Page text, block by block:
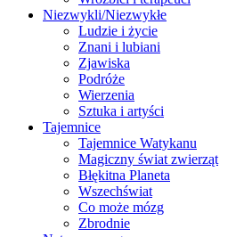
Niezwykli/Niezwykłe
Ludzie i życie
Znani i lubiani
Zjawiska
Podróże
Wierzenia
Sztuka i artyści
Tajemnice
Tajemnice Watykanu
Magiczny świat zwierząt
Błękitna Planeta
Wszechświat
Co może mózg
Zbrodnie